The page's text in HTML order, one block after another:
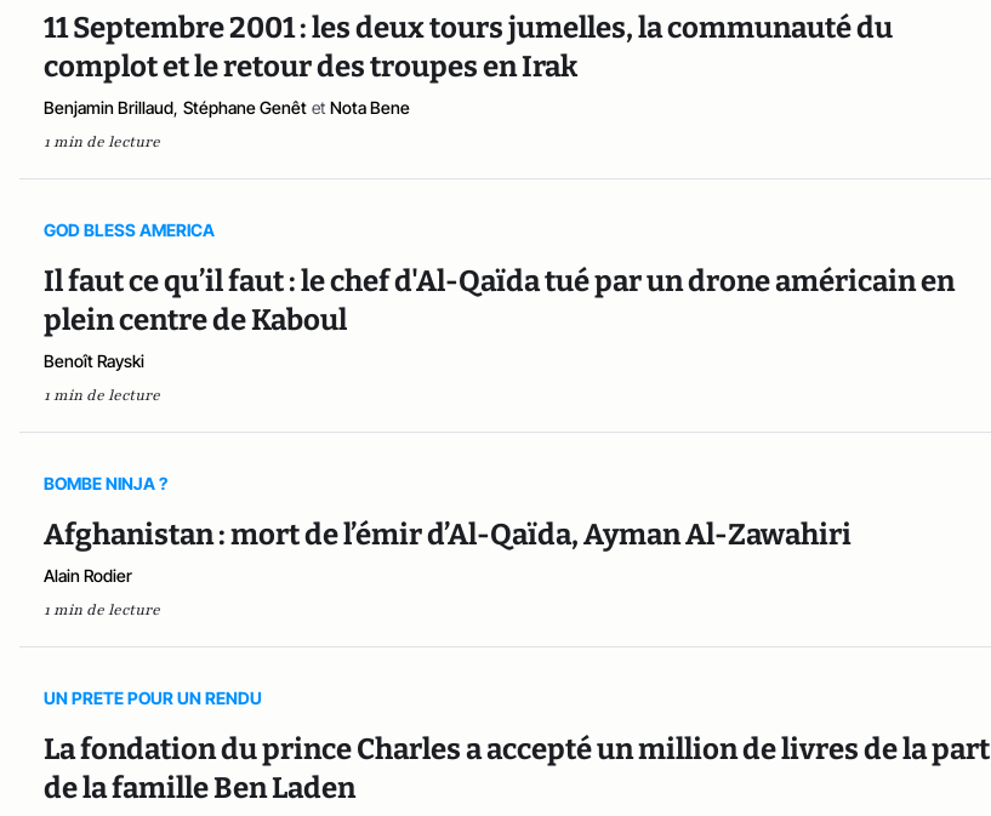
11 Septembre 2001 : les deux tours jumelles, la communauté du
complot et le retour des troupes en Irak
Benjamin Brillaud, Stéphane Genêt et Nota Bene
1 min de lecture
GOD BLESS AMERICA
Il faut ce qu’il faut : le chef d'Al-Qaïda tué par un drone américain en
plein centre de Kaboul
Benoît Rayski
1 min de lecture
BOMBE NINJA ?
Afghanistan : mort de l’émir d’Al-Qaïda, Ayman Al-Zawahiri
Alain Rodier
1 min de lecture
UN PRETE POUR UN RENDU
La fondation du prince Charles a accepté un million de livres de la part
de la famille Ben Laden